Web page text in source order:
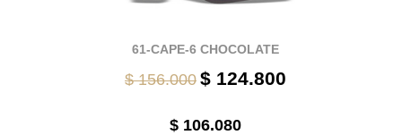
61-CAPE-6 CHOCOLATE
$ 156.000 $ 124.800
$ 106.080